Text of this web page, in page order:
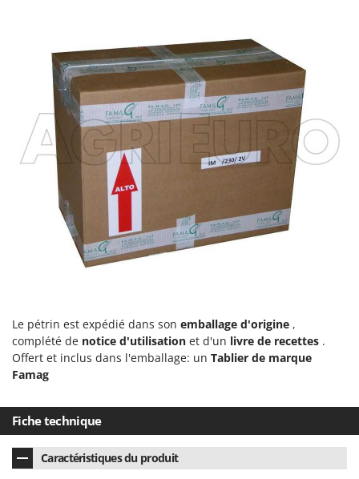
Santos
Sbaraglia
Schnitzer
Seven Italy
Shark
Silky
Simatech
Sirman
Smartwood
Snapper
Solidur
Spice Electronics
Spring Protezione
Spyro
Stanley
Le pétrin est expédié dans son emballage d'origine ,
complété de notice d'utilisation et d'un livre de recettes .
Offert et inclus dans l'emballage: un Tablier de marque
Famag
Fiche technique
Caractéristiques du produit